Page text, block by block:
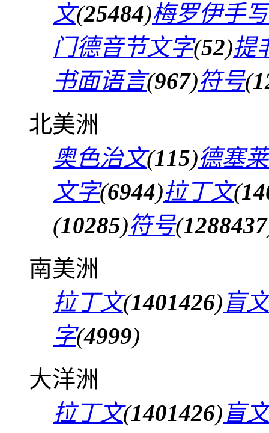
文(25484)梅罗伊手
门德音节文字(52)提
书面语言(967)符号(
北美洲
奥色治文(115)德塞
文字(6944)拉丁文(
(10285)符号(1288437
南美洲
拉丁文(1401426)盲文
字(4999)
大洋洲
拉丁文(1401426)盲文